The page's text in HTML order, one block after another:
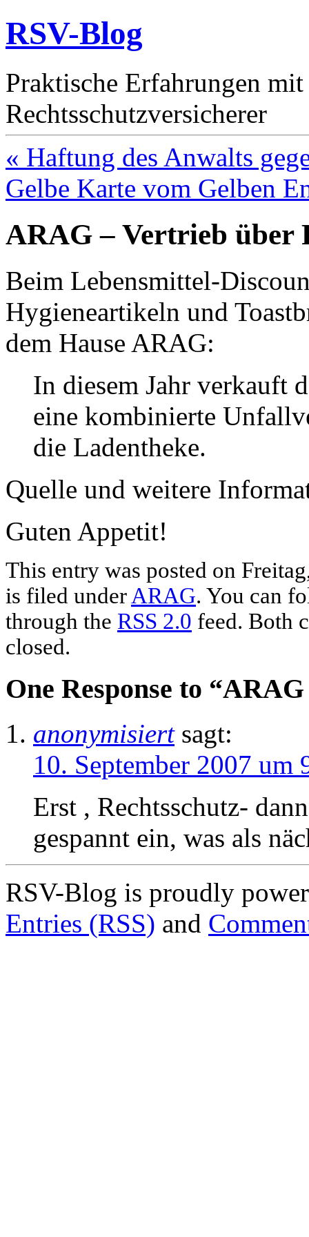
RSV-Blog
Praktische Erfahrungen
Rechtsschutzversicherer
« Haftung des Anwalts
Gelbe Karte vom Gelben
ARAG – Vertrieb über
Beim Lebensmittel-
Hygieneartikeln und
dem Hause ARAG:
In diesem Jahr verkauft
eine kombinierte
die Ladentheke.
Quelle und weitere
Guten Appetit!
This entry was posted on
is filed under ARAG. You can
through the RSS 2.0 feed. Both
closed.
One Response to
anonymisiert sagt:
10. September 2007 um
Erst , Rechtsschutz-
gespannt ein, was als
RSV-Blog is proudly
Entries (RSS) and